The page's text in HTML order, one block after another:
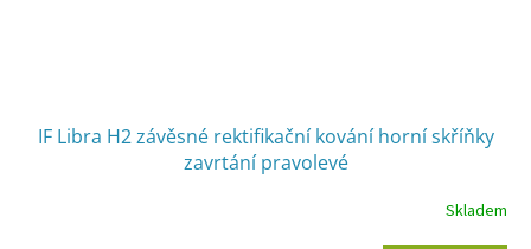
IF Libra H2 závěsné rektifikační kování horní skříňky
zavrtání pravolevé
Skladem